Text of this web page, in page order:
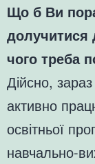
Що б Ви
долучитися
чого треба
Дійсно,
активно
освітньої
навчально-